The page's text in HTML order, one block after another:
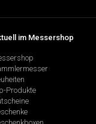
im Messershop
Produkte